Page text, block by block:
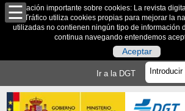
Información importante sobre cookies: La revista
de Tráfico utiliza cookies propias para mejorar la
utilizadas no contienen ningún tipo de información
continua navegando entendemos
Aceptar
Ir a la DGT